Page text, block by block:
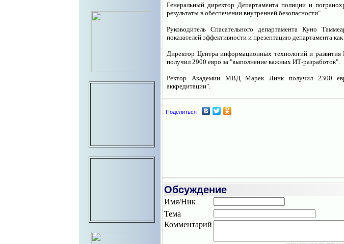
Генеральный директор Департамента полиции и
результаты в обеспечении внутренней безопасности".
Руководитель Спасательного департамента Куно
показателей эффективности и презентацию департамента
Директор Центра информационных технологий и
получил 2900 евро за "выполнение важных ИТ-разработок".
Ректор Академии МВД Марек Линк получил 2300
аккредитации".
Поделиться
Обсуждение
Имя/Ник
Тема
Комментарий